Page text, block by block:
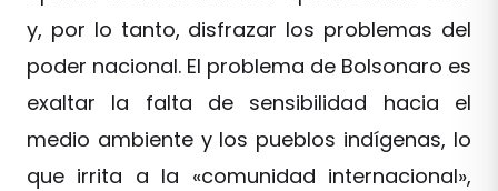
y, por lo tanto, disfrazar los problemas del
poder nacional. El problema de Bolsonaro es
exaltar la falta de sensibilidad hacia el
medio ambiente y los pueblos indígenas, lo
que irrita a la «comunidad internacional»,